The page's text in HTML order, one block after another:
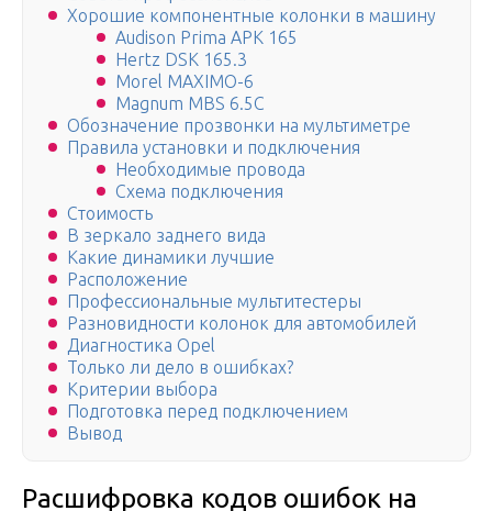
Хорошие компонентные колонки в машину
Audison Prima APK 165
Hertz DSK 165.3
Morel MAXIMO-6
Magnum MBS 6.5C
Обозначение прозвонки на мультиметре
Правила установки и подключения
Необходимые провода
Схема подключения
Стоимость
В зеркало заднего вида
Какие динамики лучшие
Расположение
Профессиональные мультитестеры
Разновидности колонок для автомобилей
Диагностика Opel
Только ли дело в ошибках?
Критерии выбора
Подготовка перед подключением
Вывод
Расшифровка кодов ошибок на